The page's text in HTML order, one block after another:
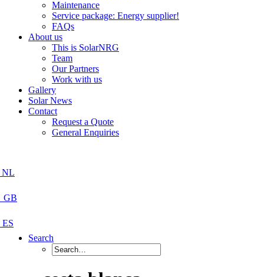
Maintenance
Service package: Energy supplier!
FAQs
About us
This is SolarNRG
Team
Our Partners
Work with us
Gallery
Solar News
Contact
Request a Quote
General Enquiries
Search